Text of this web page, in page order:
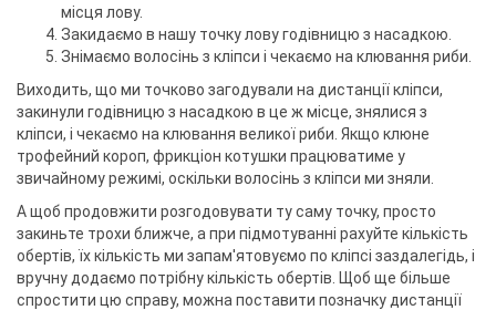
місця лову.
Закидаємо в нашу точку лову годівницю з насадкою.
Знімаємо волосінь з кліпси і чекаємо на клювання риби.
Виходить, що ми точково загодували на дистанції кліпси,
закинули годівницю з насадкою в це ж місце, знялися з
кліпси, і чекаємо на клювання великої риби. Якщо клюне
трофейний короп, фрикціон котушки працюватиме у
звичайному режимі, оскільки волосінь з кліпси ми зняли.
А щоб продовжити розгодовувати ту саму точку, просто
закиньте трохи ближче, а при підмотуванні рахуйте кількість
обертів, їх кількість ми запам'ятовуємо по кліпсі заздалегідь, і
вручну додаємо потрібну кількість обертів. Щоб ще більше
спростити цю справу, можна поставити позначку дистанції